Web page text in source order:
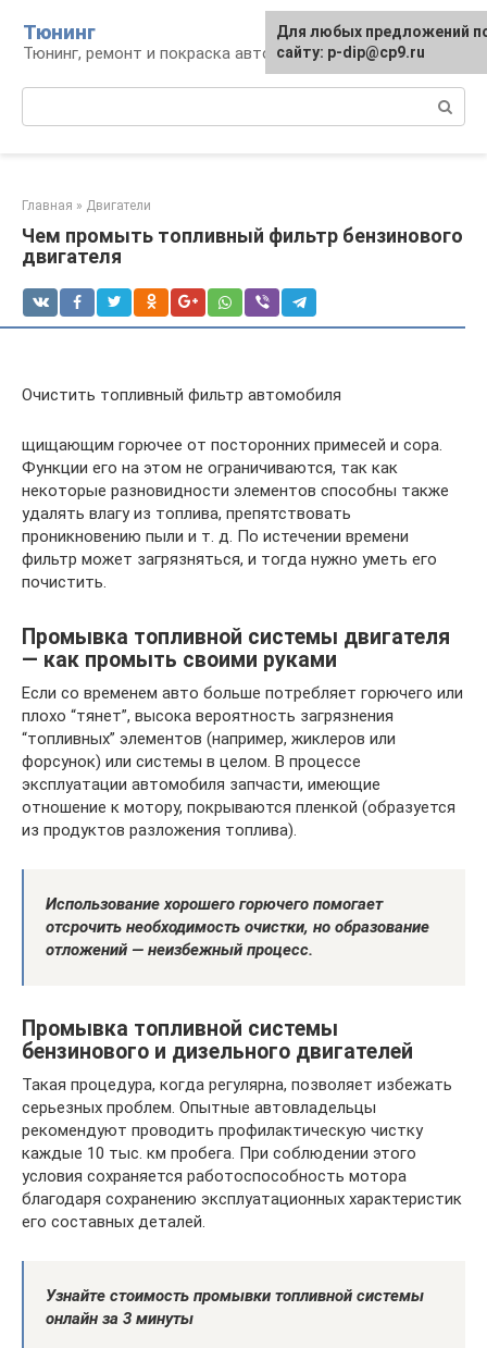
контенту
Тюнинг
Тюнинг, ремонт и покраска автомобиля
Главная » Двигатели
Чем промыть топливный фильтр бензинового
двигателя
Очистить топливный фильтр автомобиля
щищающим горючее от посторонних примесей и сора.
Функции его на этом не ограничиваются, так как
некоторые разновидности элементов способны также
удалять влагу из топлива, препятствовать
проникновению пыли и т. д. По истечении времени
фильтр может загрязняться, и тогда нужно уметь его
почистить.
Промывка топливной системы двигателя
— как промыть своими руками
Если со временем авто больше потребляет горючего или
плохо “тянет”, высока вероятность загрязнения
“топливных” элементов (например, жиклеров или
форсунок) или системы в целом. В процессе
эксплуатации автомобиля запчасти, имеющие
отношение к мотору, покрываются пленкой (образуется
из продуктов разложения топлива).
Использование хорошего горючего помогает
отсрочить необходимость очистки, но образование
отложений — неизбежный процесс.
Промывка топливной системы
бензинового и дизельного двигателей
Такая процедура, когда регулярна, позволяет избежать
серьезных проблем. Опытные автовладельцы
рекомендуют проводить профилактическую чистку
каждые 10 тыс. км пробега. При соблюдении этого
условия сохраняется работоспособность мотора
благодаря сохранению эксплуатационных характеристик
его составных деталей.
Узнайте стоимость промывки топливной системы
онлайн за 3 минуты
Для любых предложений
сайту: p-dip@cp9.ru